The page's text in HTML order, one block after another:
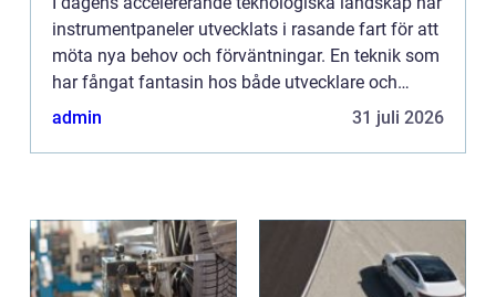
instrumentpaneler utvecklats i rasande fart för att
möta nya behov och förväntningar. En teknik som
har fångat fantasin hos både utvecklare och
bilentusiaster är ho...
admin 31 juli 2026